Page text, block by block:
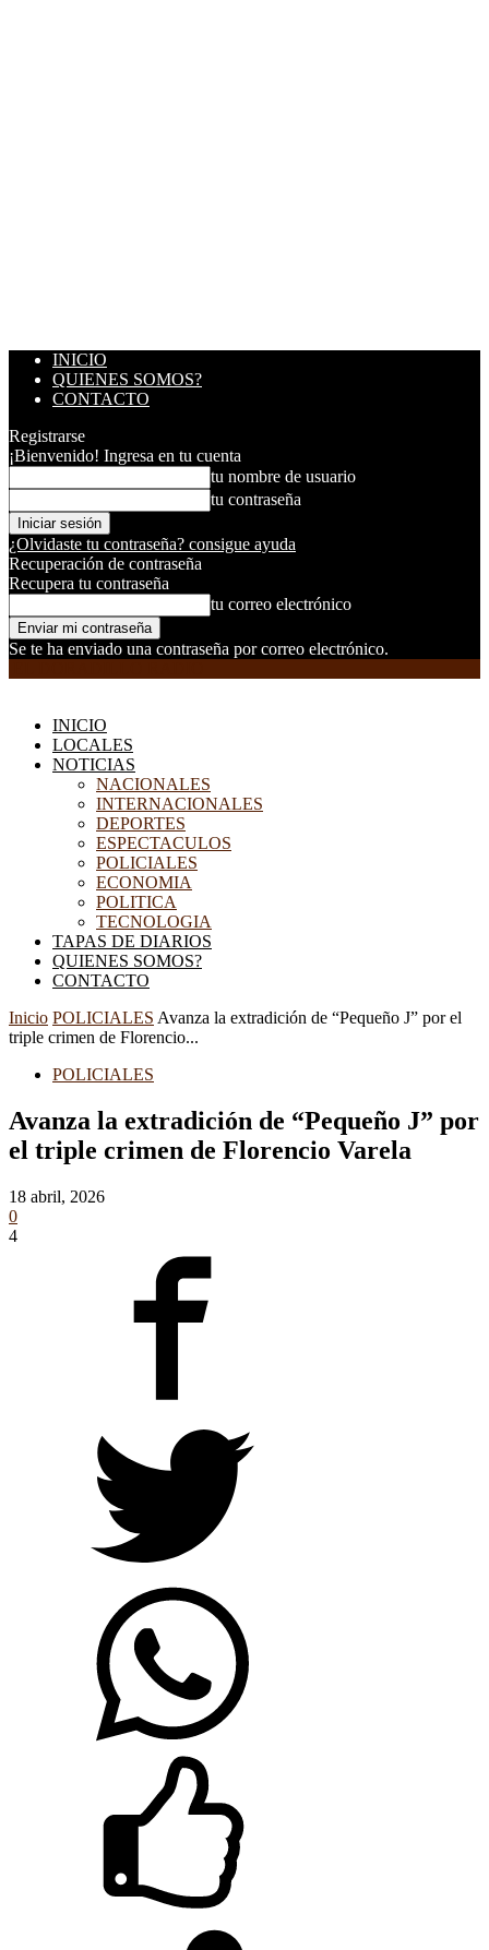
INICIO
QUIENES SOMOS?
CONTACTO
Registrarse
¡Bienvenido! Ingresa en tu cuenta
tu nombre de usuario
tu contraseña
¿Olvidaste tu contraseña? consigue ayuda
Recuperación de contraseña
Recupera tu contraseña
tu correo electrónico
Se te ha enviado una contraseña por correo electrónico.
INICIO
LOCALES
NOTICIAS
NACIONALES
INTERNACIONALES
DEPORTES
ESPECTACULOS
POLICIALES
ECONOMIA
POLITICA
TECNOLOGIA
TAPAS DE DIARIOS
QUIENES SOMOS?
CONTACTO
Inicio POLICIALES Avanza la extradición de “Pequeño J” por el
triple crimen de Florencio...
POLICIALES
Avanza la extradición de “Pequeño J” por
el triple crimen de Florencio Varela
18 abril, 2026
0
4